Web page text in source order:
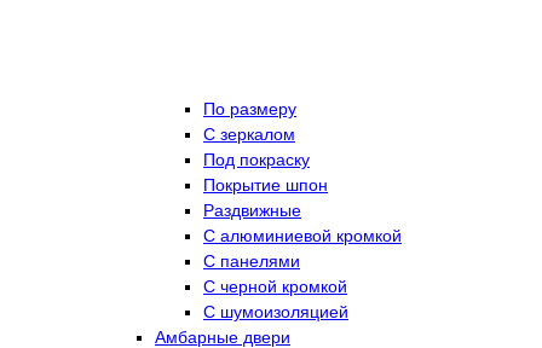
По размеру
C зеркалом
Под покраску
Покрытие шпон
Раздвижные
С алюминиевой кромкой
С панелями
С черной кромкой
С шумоизоляцией
Амбарные двери